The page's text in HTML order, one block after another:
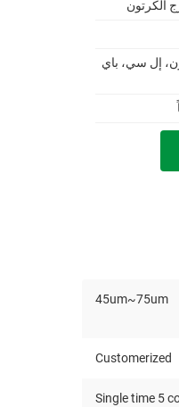
إل سي، باي
45um~75um
Customerized
Single time 5